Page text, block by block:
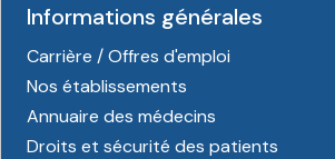
Informations générales
Carrière / Offres d'emploi
Nos établissements
Annuaire des médecins
Droits et sécurité des patients